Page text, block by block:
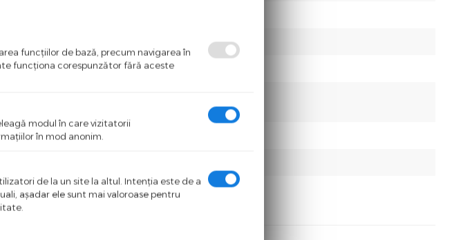
funcţiilor de bază, precum navigarea în
funcţiona corespunzător fără aceste
modul în care vizitatorii
în mod anonim.
de la un site la altul. Intenţia este de a
aşadar ele sunt mai valoroase pentru